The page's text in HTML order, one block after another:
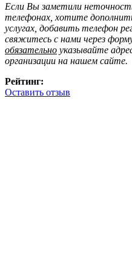
Если Вы заметили
телефонах, хотите
услугах, добавить телефон
свяжитесь с нами через
обязательно указывайте
организации на нашем сайте.
Рейтинг:
Оставить отзыв